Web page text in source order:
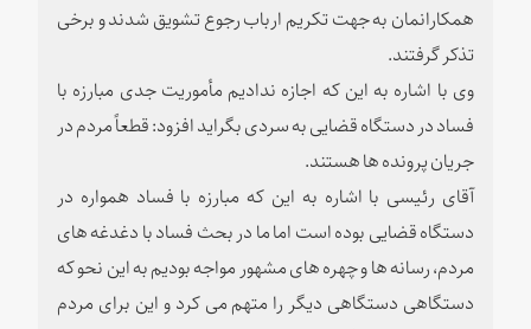
همکارانمان به جهت تکریم ارباب رجوع تشویق شدند و برخی
تذکر گرفتند.
وی با اشاره به این که اجازه ندادیم مأموریت جدی مبارزه با
فساد در دستگاه قضایی به سردی بگراید افزود: قطعاً مردم در
جریان پرونده ها هستند.
آقای رئیسی با اشاره به این که مبارزه با فساد همواره در
دستگاه قضایی بوده است اما ما در بحث فساد با دغدغه های
مردم، رسانه ها و چهره های مشهور مواجه بودیم به این نحو که
دستگاهی دستگاهی دیگر را متهم می کرد و این برای مردم